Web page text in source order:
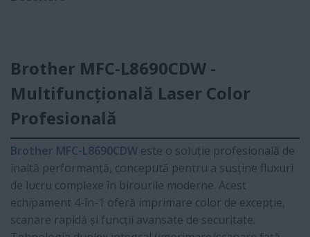
Brother MFC-L8690CDW -
Multifuncțională Laser Color
Profesională
Brother MFC-L8690CDW este o soluție profesională de
înaltă performanță, concepută pentru a susține fluxuri
de lucru complexe în birourile moderne. Acest
echipament 4-în-1 oferă imprimare color de excepție,
scanare rapidă și funcții avansate de securitate.